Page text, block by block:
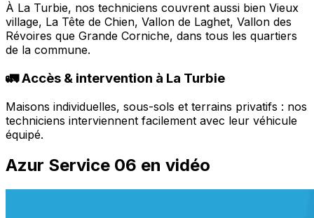
À La Turbie, nos techniciens couvrent aussi bien Vieux
village, La Tête de Chien, Vallon de Laghet, Vallon des
Révoires que Grande Corniche, dans tous les quartiers
de la commune.
🚛 Accès & intervention à La Turbie
Maisons individuelles, sous-sols et terrains privatifs : nos
techniciens interviennent facilement avec leur véhicule
équipé.
Azur Service 06 en vidéo